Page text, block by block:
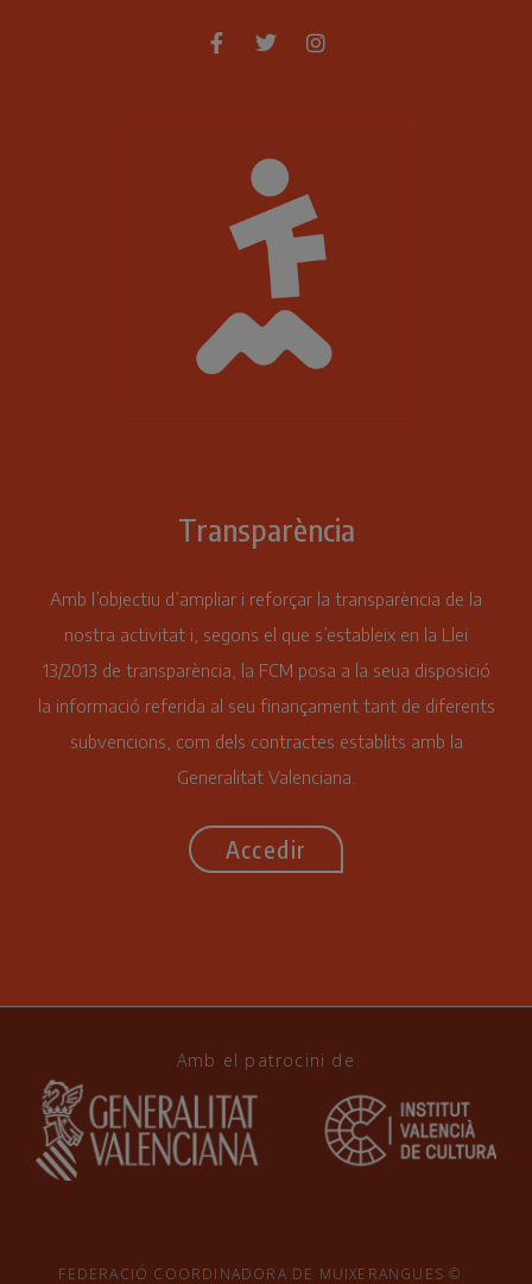
Transparència
Amb l’objectiu d’ampliar i reforçar la transparència de la
nostra activitat i, segons el que s’estableix en la Llei
13/2013 de transparència, la FCM posa a la seua disposició
la informació referida al seu finançament tant de diferents
subvencions, com dels contractes establits amb la
Generalitat Valenciana.
Accedir
Amb el patrocini de
FEDERACIÓ COORDINADORA DE MUIXERANGUES ©